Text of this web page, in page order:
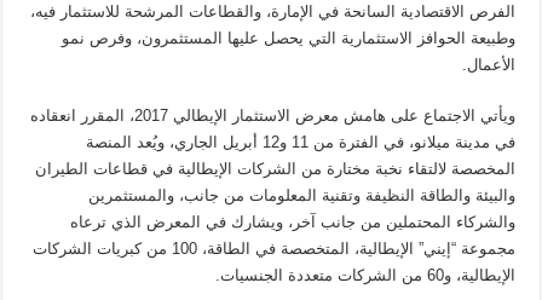
الفرص الاقتصادية السانحة في الإمارة، والقطاعات المرشحة للاستثمار فيه،
وطبيعة الحوافز الاستثمارية التي يحصل عليها المستثمرون، وفرص نمو
الأعمال.
ويأتي الاجتماع على هامش معرض الاستثمار الإيطالي 2017، المقرر انعقاده
في مدينة ميلانو، في الفترة من 11 و12 أبريل الجاري، ويُعد المنصة
المخصصة لالتقاء نخبة مختارة من الشركات الإيطالية في قطاعات الطيران
والبيئة والطاقة النظيفة وتقنية المعلومات من جانب، والمستثمرين
والشركاء المحتملين من جانب آخر، ويشارك في المعرض الذي ترعاه
مجموعة “إيني” الإيطالية، المتخصصة في الطاقة، 100 من كبريات الشركات
الإيطالية، و60 من الشركات متعددة الجنسيات.